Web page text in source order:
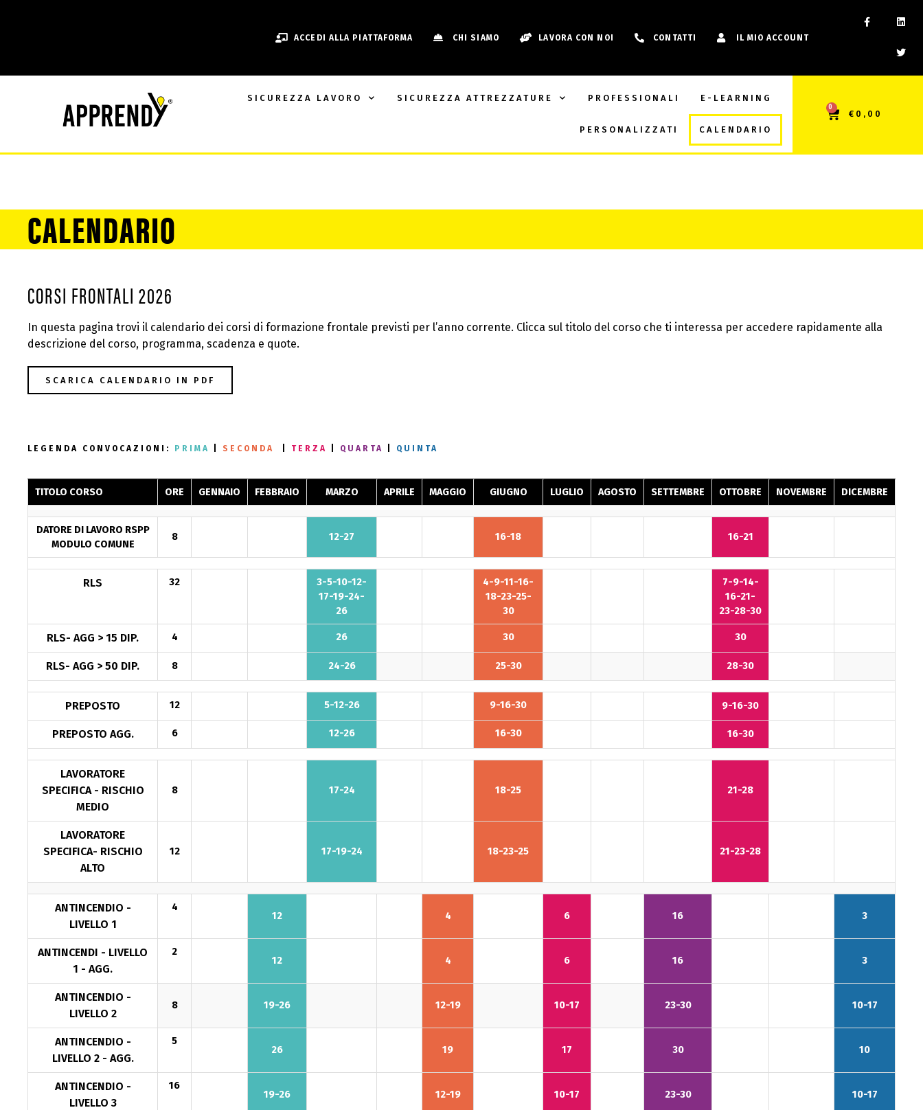
ACCEDI ALLA PIATTAFORMA CHI SIAMO LAVORA CON NOI CONTATTI IL MIO ACCOUNT
SICUREZZA LAVORO SICUREZZA ATTREZZATURE PROFESSIONALI E-LEARNING
PERSONALIZZATI CALENDARIO
€ 0,00
0
CALENDARIO
CORSI FRONTALI 2026
In questa pagina trovi il calendario dei corsi di formazione frontale previsti per l’anno corrente. Clicca sul titolo del corso che ti interessa per accedere rapidamente alla
descrizione del corso, programma, scadenza e quote.
SCARICA CALENDARIO IN PDF
LEGENDA CONVOCAZIONI: PRIMA SECONDA TERZA QUARTA QUINTA
TITOLO CORSO ORE GENNAIO FEBBRAIO MARZO APRILE MAGGIO GIUGNO LUGLIO AGOSTO SETTEMBRE OTTOBRE NOVEMBRE DICEMBRE
DATORE DI LAVORO RSPP
MODULO COMUNE
8 12-27 16-18 16-21
RLS 32
3-5-10-12-
17-19-24-
26
4-9-11-16-
18-23-25-
30
7-9-14-
16-21-
23-28-30
RLS- AGG > 15 DIP. 4 26 30 30
RLS- AGG > 50 DIP. 8 24-26 25-30 28-30
PREPOSTO 12 5-12-26 9-16-30 9-16-30
PREPOSTO AGG. 6 12-26 16-30 16-30
LAVORATORE
SPECIFICA - RISCHIO
MEDIO
8 17-24 18-25 21-28
LAVORATORE
SPECIFICA- RISCHIO
ALTO
12 17-19-24 18-23-25 21-23-28
ANTINCENDIO -
LIVELLO 1
4
12 4 6 16 3
ANTINCENDI - LIVELLO
1 - AGG.
2
12 4 6 16 3
ANTINCENDIO -
LIVELLO 2
8 19-26 12-19 10-17 23-30 10-17
ANTINCENDIO -
LIVELLO 2 - AGG.
5
26 19 17 30 10
ANTINCENDIO -
LIVELLO 3
16
19-26 12-19 10-17 23-30 10-17